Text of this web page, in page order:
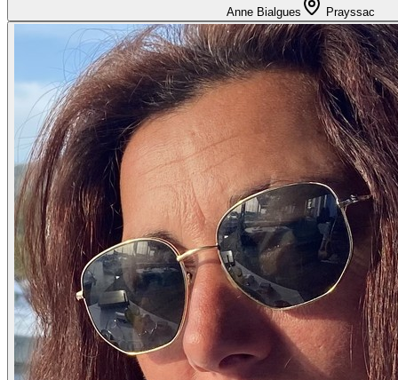
Anne Bialgues Prayssac